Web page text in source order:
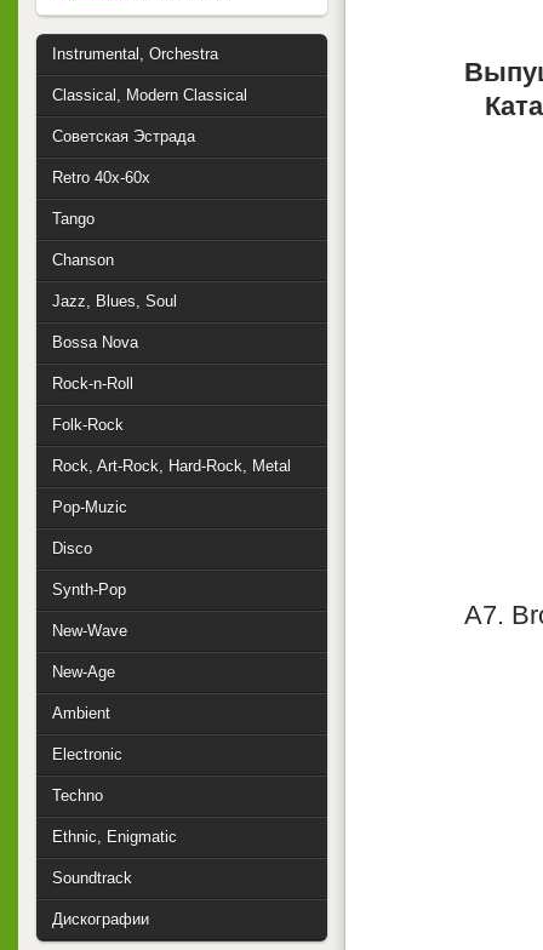
A7.
Instrumental, Orchestra
Classical, Modern Classical
Советская Эстрада
Retro 40x-60x
Tango
Chanson
Jazz, Blues, Soul
Bossa Nova
Rock-n-Roll
Folk-Rock
Rock, Art-Rock, Hard-Rock, Metal
Pop-Muzic
Disco
Synth-Pop
New-Wave
New-Age
Ambient
Electronic
Techno
Ethnic, Enigmatic
Soundtrack
Дискографии